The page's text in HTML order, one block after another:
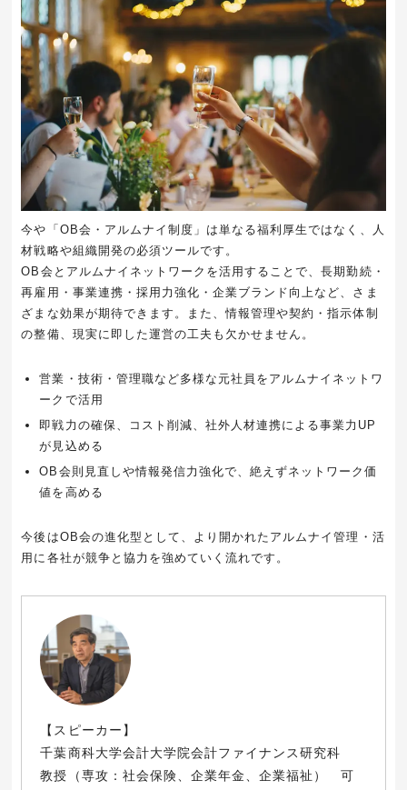
今や「OB会・アルムナイ制度」は単なる福利厚生ではなく、人
材戦略や組織開発の必須ツールです。
OB会とアルムナイネットワークを活用することで、長期勤続・
再雇用・事業連携・採用力強化・企業ブランド向上など、さま
ざまな効果が期待できます。また、情報管理や契約・指示体制
の整備、現実に即した運営の工夫も欠かせません。
営業・技術・管理職など多様な元社員をアルムナイネットワ
ークで活用
即戦力の確保、コスト削減、社外人材連携による事業力UP
が見込める
OB会則見直しや情報発信力強化で、絶えずネットワーク価
値を高める
今後はOB会の進化型として、より開かれたアルムナイ管理・活
用に各社が競争と協力を強めていく流れです。
【スピーカー】
千葉商科大学会計大学院会計ファイナンス研究科
教授（専攻：社会保険、企業年金、企業福祉） 可